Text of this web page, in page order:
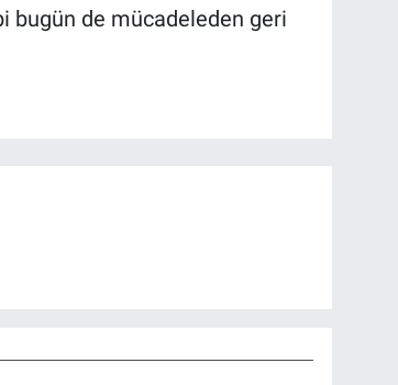
bugün de mücadeleden geri